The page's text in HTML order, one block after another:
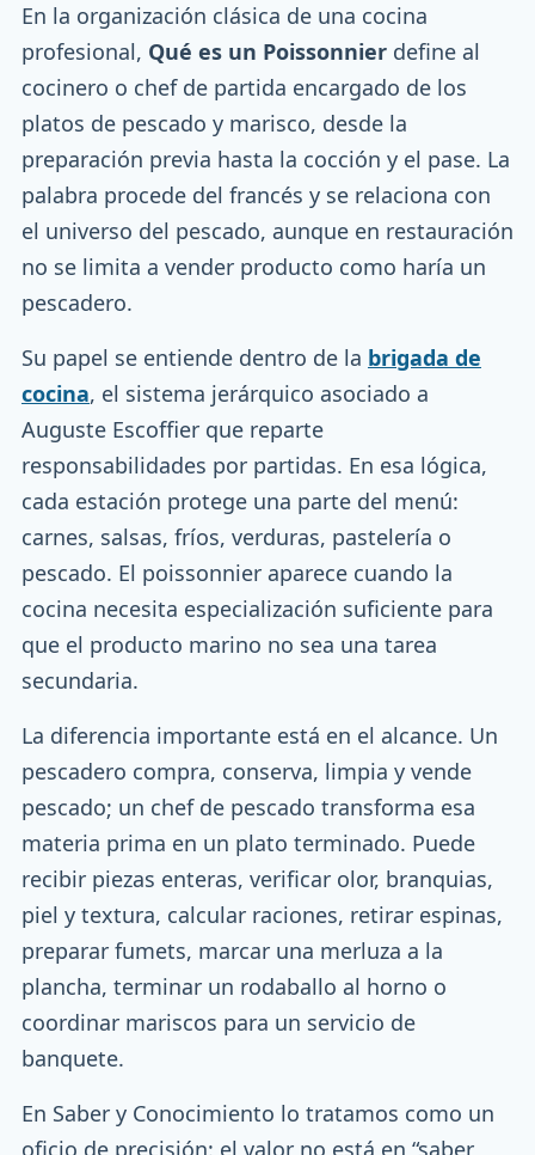
En la organización clásica de una cocina
profesional, Qué es un Poissonnier define al
cocinero o chef de partida encargado de los
platos de pescado y marisco, desde la
preparación previa hasta la cocción y el pase. La
palabra procede del francés y se relaciona con
el universo del pescado, aunque en restauración
no se limita a vender producto como haría un
pescadero.
Su papel se entiende dentro de la brigada de
cocina, el sistema jerárquico asociado a
Auguste Escoffier que reparte
responsabilidades por partidas. En esa lógica,
cada estación protege una parte del menú:
carnes, salsas, fríos, verduras, pastelería o
pescado. El poissonnier aparece cuando la
cocina necesita especialización suficiente para
que el producto marino no sea una tarea
secundaria.
La diferencia importante está en el alcance. Un
pescadero compra, conserva, limpia y vende
pescado; un chef de pescado transforma esa
materia prima en un plato terminado. Puede
recibir piezas enteras, verificar olor, branquias,
piel y textura, calcular raciones, retirar espinas,
preparar fumets, marcar una merluza a la
plancha, terminar un rodaballo al horno o
coordinar mariscos para un servicio de
banquete.
En Saber y Conocimiento lo tratamos como un
oficio de precisión: el valor no está en “saber